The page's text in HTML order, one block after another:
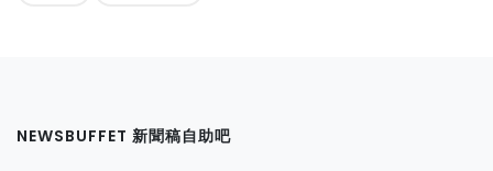
NEWSBUFFET 新聞稿自助吧